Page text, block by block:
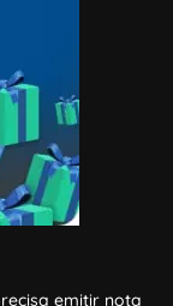
emitir nota